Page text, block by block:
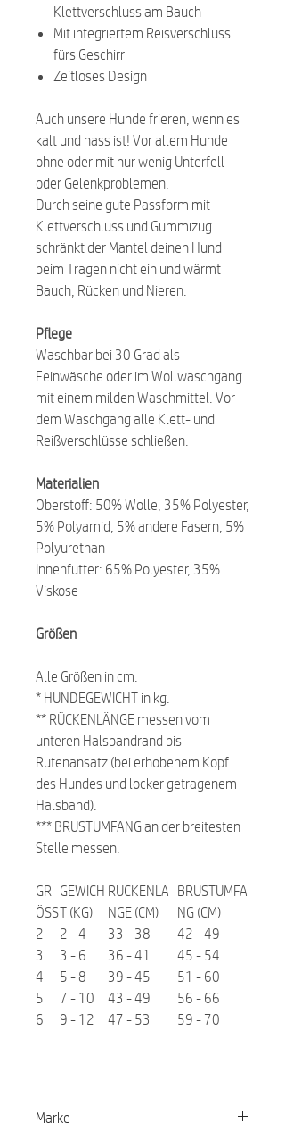
Klettverschluss am Bauch
Mit integriertem Reisverschluss
fürs Geschirr
Zeitloses Design
Auch unsere Hunde frieren, wenn es
kalt und nass ist! Vor allem Hunde
ohne oder mit nur wenig Unterfell
oder Gelenkproblemen.
Durch seine gute Passform mit
Klettverschluss und Gummizug
schränkt der Mantel deinen Hund
beim Tragen nicht ein und wärmt
Bauch, Rücken und Nieren.
Pflege
Waschbar bei 30 Grad als
Feinwäsche oder im Wollwaschgang
mit einem milden Waschmittel. Vor
dem Waschgang alle Klett- und
Reißverschlüsse schließen.
Materialien
Oberstoff: 50% Wolle, 35% Polyester,
5% Polyamid, 5% andere Fasern, 5%
Polyurethan
Innenfutter: 65% Polyester, 35%
Viskose
Größen
Alle Größen in cm.
* HUNDEGEWICHT in kg.
** RÜCKENLÄNGE messen vom
unteren Halsbandrand bis
Rutenansatz (bei erhobenem Kopf
des Hundes und locker getragenem
Halsband).
*** BRUSTUMFANG an der breitesten
Stelle messen.
GR
ÖSS
GEWICH
T (KG)
RÜCKENLÄ
NGE (CM)
BRUSTUMFA
NG (CM)
2
2 - 4 33 - 38
42 - 49
3
3 - 6 36 - 41
45 - 54
4
5 - 8 39 - 45
51 - 60
5
7 - 10 43 - 49
56 - 66
6
9 - 12 47 - 53 59 - 70
Marke